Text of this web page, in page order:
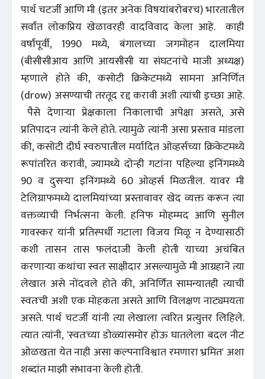
पार्थ चटर्जी आणि मी (इतर अनेक विषयांबरोबरच) भारतातील
सर्वांत लोकप्रिय खेळावरही वादविवाद केला आहे. काही
वर्षांपूर्वी, 1990 मध्ये, बंगालच्या जगमोहन दालमिया
(बीसीसीआय आणि आयसीसी या संघटनांचे माजी अध्यक्ष)
म्हणाले होते की, कसोटी क्रिकेटमध्ये सामना अनिर्णित
(drow) असण्याची तरतूद रद्द करावी अशी त्यांची इच्छा आहे.
पैसे देणाऱ्या प्रेक्षकाला निकालाची अपेक्षा असते, असे
प्रतिपादन त्यांनी केले होते. त्यामुळे त्यांनी असा प्रस्ताव मांडला
की, कसोटी दीर्घ स्वरुपातील मर्यादित ओव्हर्सच्या क्रिकेटमध्ये
रूपांतरित करावी, ज्यामध्ये दोन्ही गटांना पहिल्या इनिंगमध्ये
90 व दुसऱ्या इनिंगमध्ये 60 ओव्हर्स मिळतील. यावर मी
टेलिग्राफमध्ये दालमियांच्या प्रस्तावावर खेद व्यक्त करून त्या
वक्तव्याची निर्भत्सना केली. हनिफ मोहम्मद आणि सुनील
गावस्कर यांनी प्रतिस्पर्धी गटाला विजय मिळू न देण्यासाठी
कशी तासन तास फलंदाजी केली होती याच्या अचंबित
करणाऱ्या कथांचा स्वतः साक्षीदार असल्यामुळे मी आग्रहाने त्या
लेखात असे नोंदवले होते की, अनिर्णित सामन्यातही त्याची
स्वतःची अशी एक मोहकता असते आणि विलक्षण नाट्यमयता
असते. पार्थ चटर्जी यांनी त्या लेखाला त्वरित प्रत्युत्तर लिहिले.
त्यात त्यांनी, 'स्वतःच्या डोळ्यांसमोर होऊ घातलेला बदल नीट
ओळखता येत नाही असा कल्पनाविश्वात रमणारा भ्रमित' अशा
शब्दांत माझी संभावना केली होती.